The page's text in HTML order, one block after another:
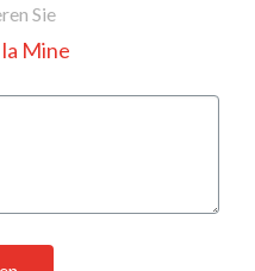
Sie
Mine